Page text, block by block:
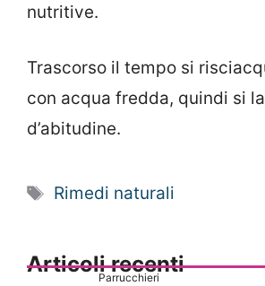
nutritive.
Trascorso il tempo si
con acqua fredda, quindi si
d’abitudine.
Tag
Rimedi naturali
Articoli recenti
Parrucchieri